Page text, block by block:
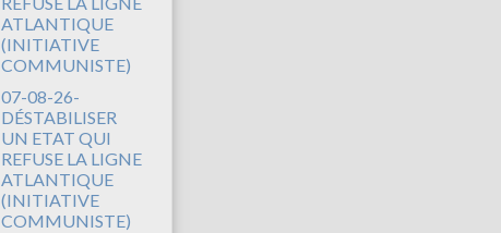
07-08-26-
DÉSTABILISER
UN ETAT QUI
REFUSE LA LIGNE
ATLANTIQUE
(INITIATIVE
COMMUNISTE)